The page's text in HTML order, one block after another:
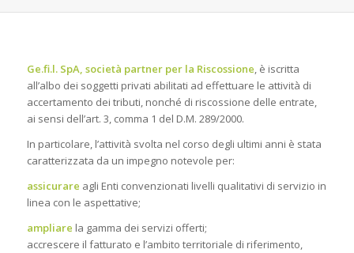
Ge.fi.l. SpA, società partner per la Riscossione, è iscritta
all’albo dei soggetti privati abilitati ad effettuare le attività di
accertamento dei tributi, nonché di riscossione delle entrate,
ai sensi dell’art. 3, comma 1 del D.M. 289/2000.
In particolare, l’attività svolta nel corso degli ultimi anni è stata
caratterizzata da un impegno notevole per:
assicurare agli Enti convenzionati livelli qualitativi di servizio in
linea con le aspettative;
ampliare la gamma dei servizi offerti;
accrescere il fatturato e l’ambito territoriale di riferimento,